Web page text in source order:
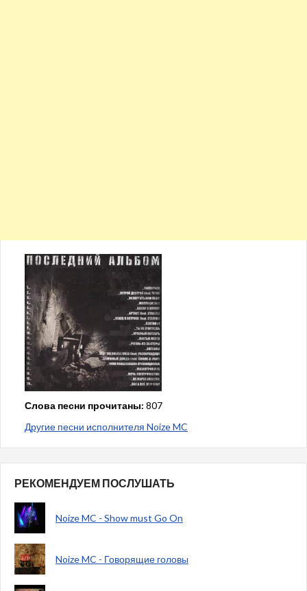
Слова песни прочитаны: 807
Другие песни исполнителя Noize MC
РЕКОМЕНДУЕМ ПОСЛУШАТЬ
Noize MC - Show must Go On
Noize MC - Говорящие головы